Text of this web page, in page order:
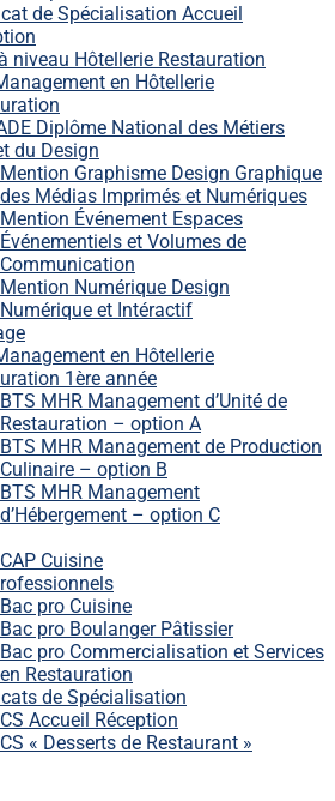
de Spécialisation Accueil
niveau Hôtellerie Restauration
en Hôtellerie
Diplôme National des Métiers
du Design
Mention Graphisme Design Graphique
des Médias Imprimés et Numériques
Mention Événement Espaces
Événementiels et Volumes de
Communication
Mention Numérique Design
Numérique et Intéractif
en Hôtellerie
1ère année
BTS MHR Management d’Unité de
Restauration – option A
BTS MHR Management de Production
Culinaire – option B
BTS MHR Management
d’Hébergement – option C
CAP Cuisine
Bac pro Cuisine
Bac pro Boulanger Pâtissier
Bac pro Commercialisation et Services
en Restauration
de Spécialisation
CS Accueil Réception
CS « Desserts de Restaurant »